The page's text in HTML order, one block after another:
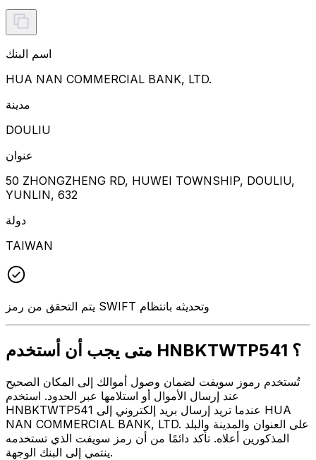
اسم البنك
HUA NAN COMMERCIAL BANK, LTD.
مدينة
DOULIU
عنوان
50 ZHONGZHENG RD, HUWEI TOWNSHIP, DOULIU,
YUNLIN, 632
دولة
TAIWAN
يتم التحقق من رمز SWIFT وتحديثه بانتظام
متى يجب أن أستخدم HNBKTWTP541 ؟
تُستخدم رموز سويفت لضمان وصول أموالك إلى المكان الصحيح
عند إرسال الأموال أو استلامها عبر الحدود. استخدم
HNBKTWTP541 عندما تريد إرسال بريد إلكتروني إلى HUA
NAN COMMERCIAL BANK, LTD. على العنوان والمدينة والبلد
المذكورين أعلاه. تأكد دائمًا من أن رمز سويفت الذي تستخدمه
ينتمي إلى البنك الوجهة.